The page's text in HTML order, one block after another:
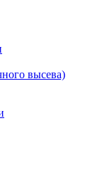
высева)